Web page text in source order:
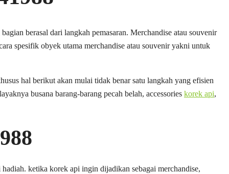
berasal dari langkah pemasaran. Merchandise atau souvenir
spesifik obyek utama merchandise atau souvenir yakni untuk
hal berikut akan mulai tidak benar satu langkah yang efisien
busana barang-barang pecah belah, accessories korek api,
ketika korek api ingin dijadikan sebagai merchandise,